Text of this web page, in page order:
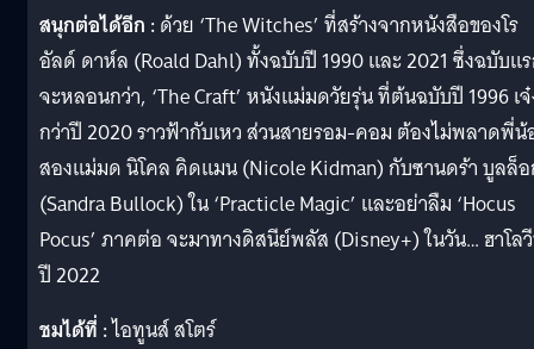
สนุกต่อได้อีก :ด้วย ‘The Witches’ ที่สร้างจากหนังสือของโร
อัลด์ ดาห์ล (Roald Dahl) ทั้งฉบับปี 1990 และ 2021 ซึ่งฉบับแ
จะหลอนกว่า, ‘The Craft’ หนังแม่มดวัยรุ่น ที่ต้นฉบับปี 1996 เ
กว่าปี 2020 ราวฟ้ากับเหว ส่วนสายรอม-คอม ต้องไม่พลาดพี่น้
สองแม่มด นิโคล คิดแมน (Nicole Kidman) กับซานดร้า บูลล็
(Sandra Bullock) ใน ‘Practicle Magic’ และอย่าลืม ‘Hocus
Pocus’ ภาคต่อ จะมาทางดิสนีย์พลัส (Disney+) ในวัน… ฮาโล
ปี 2022
ชมได้ที่ :ไอทูนส์ สโตร์